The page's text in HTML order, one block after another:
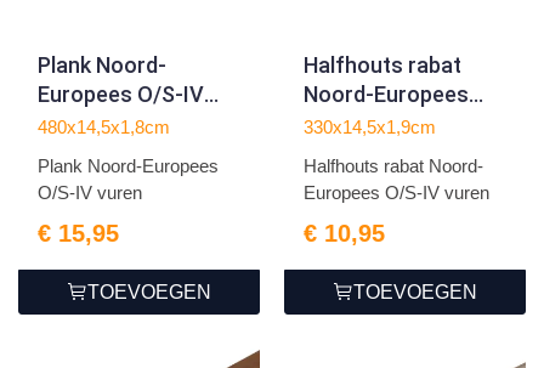
Plank Noord-
Europees O/S-IV
vuren
480x14,5x1,8cm
Plank Noord-Europees
O/S-IV vuren
€ 15,95
TOEVOEGEN
Halfhouts rabat
Noord-Europees
O/S-IV vuren
330x14,5x1,9cm
Halfhouts rabat Noord-
Europees O/S-IV vuren
€ 10,95
TOEVOEGEN